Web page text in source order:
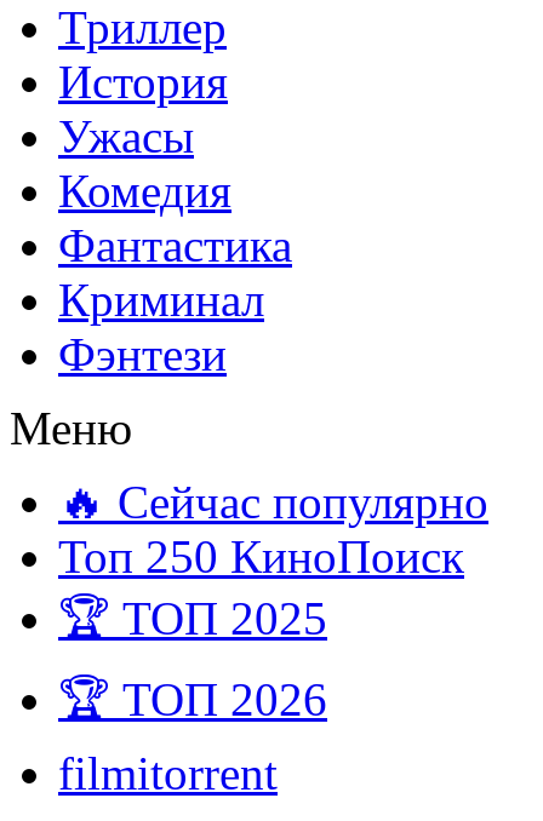
Триллер
История
Ужасы
Комедия
Фантастика
Криминал
Фэнтези
Меню
🔥 Сейчас популярно
Топ 250 КиноПоиск
🏆 ТОП 2025
🏆 ТОП 2026
filmitorrent